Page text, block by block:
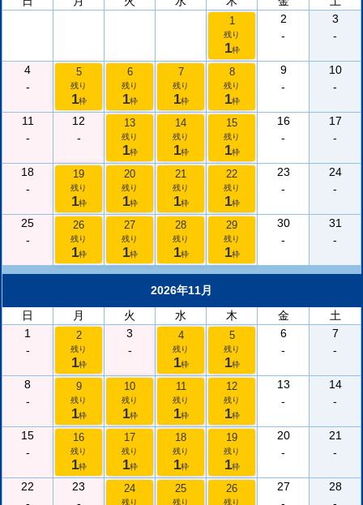
1
残り
1枠
2
-
3
-
4
-
5
残り
1枠
6
残り
1枠
7
残り
1枠
8
残り
1枠
9
-
10
-
11
-
12
-
13
残り
1枠
14
残り
1枠
15
残り
1枠
16
-
17
-
18
-
19
残り
1枠
20
残り
1枠
21
残り
1枠
22
残り
1枠
23
-
24
-
25
-
26
残り
1枠
27
残り
1枠
28
残り
1枠
29
残り
1枠
30
-
31
-
2026年11月
日
月 火 水 木 金
土
1
-
2
残り
1枠
3
-
4
残り
1枠
5
残り
1枠
6
-
7
-
8
-
9
残り
1枠
10
残り
1枠
11
残り
1枠
12
残り
1枠
13
-
14
-
15
-
16
残り
1枠
17
残り
1枠
18
残り
1枠
19
残り
1枠
20
-
21
-
22
23
24
残り
25
残り
26
残り
27
28